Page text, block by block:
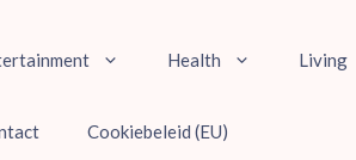
Health Living
Cookiebeleid (EU)